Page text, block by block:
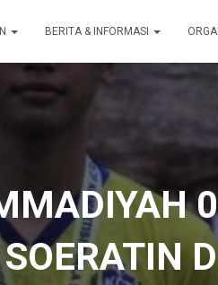
BERITA & INFORMASI